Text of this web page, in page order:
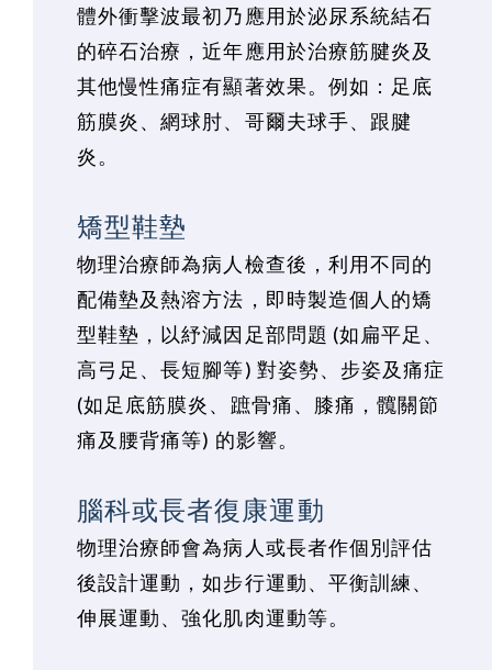
體外衝擊波最初乃應用於泌尿系統結石
的碎石治療，近年應用於治療筋腱炎及
其他慢性痛症有顯著效果。例如：足底
筋膜炎、網球肘、哥爾夫球手、跟腱
炎。
矯型鞋墊
物理治療師為病人檢查後，利用不同的
配備墊及熱溶方法，即時製造個人的矯
型鞋墊，以紓減因足部問題 (如扁平足、
高弓足、長短腳等) 對姿勢、步姿及痛症
(如足底筋膜炎、蹠骨痛、膝痛，髖關節
痛及腰背痛等) 的影響。
腦科或長者復康運動
物理治療師會為病人或長者作個別評估
後設計運動，如步行運動、平衡訓練、
伸展運動、強化肌肉運動等。